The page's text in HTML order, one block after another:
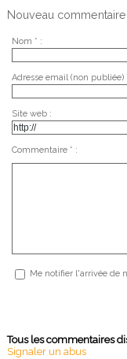
Nouveau commentaire
Nom * :
Adresse email (non publiée)
Site web :
Commentaire * :
Me notifier l'arrivée de
Tous les commentaires
Signaler un abus